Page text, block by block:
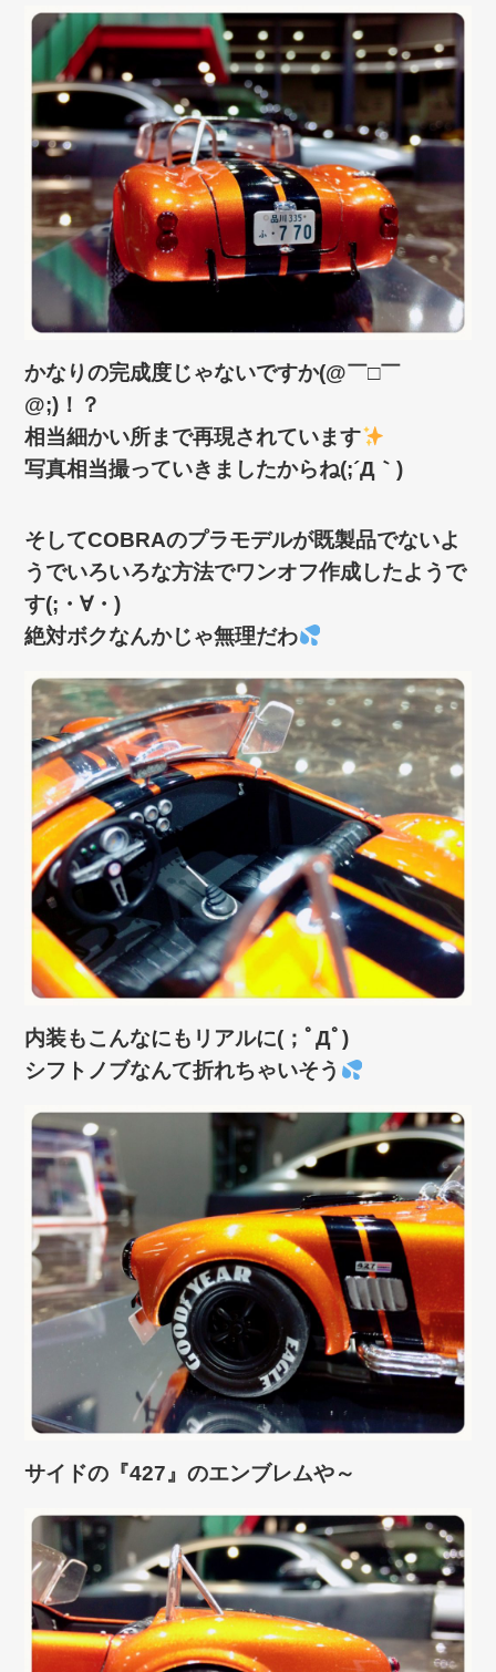
かなりの完成度じゃないですか(@￣□￣
@;)！？
相当細かい所まで再現されています
写真相当撮っていきましたからね(;´Д｀)
そしてCOBRAのプラモデルが既製品でないよ
うでいろいろな方法でワンオフ作成したようで
す(;・∀・)
絶対ボクなんかじゃ無理だわ
内装もこんなにもリアルに(；ﾟДﾟ)
シフトノブなんて折れちゃいそう
サイドの『427』のエンブレムや～